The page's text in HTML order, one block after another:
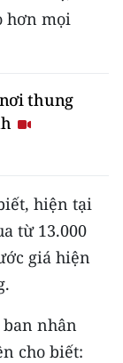
hơn mọi
thung
hiện tại
từ 13.000
giá hiện
ban nhân
cho biết: